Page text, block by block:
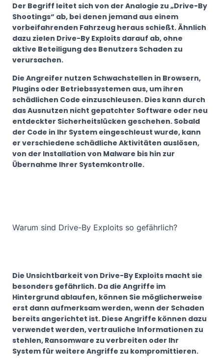
Der Begriff leitet sich von der Analogie zu „Drive-By
Shootings“ ab, bei denen jemand aus einem
vorbeifahrenden Fahrzeug heraus schießt. Ähnlich
dazu zielen Drive-By Exploits darauf ab, ohne
aktive Beteiligung des Benutzers Schaden zu
verursachen.
Die Angreifer nutzen Schwachstellen in Browsern,
Plugins oder Betriebssystemen aus, um ihren
schädlichen Code einzuschleusen. Dies kann durch
das Ausnutzen nicht gepatchter Software oder neu
entdeckter Sicherheitslücken geschehen. Sobald
der Code in Ihr System eingeschleust wurde, kann
er verschiedene schädliche Aktivitäten auslösen,
von der Installation von Malware bis hin zur
Übernahme Ihrer Systemkontrolle.
Warum sind Drive-By Exploits so gefährlich?
Die Unsichtbarkeit von Drive-By Exploits macht sie
besonders gefährlich. Da die Angriffe im
Hintergrund ablaufen, können Sie möglicherweise
erst dann aufmerksam werden, wenn der Schaden
bereits angerichtet ist. Diese Angriffe können dazu
verwendet werden, vertrauliche Informationen zu
stehlen, Ransomware zu verbreiten oder Ihr
System für weitere Angriffe zu kompromittieren.